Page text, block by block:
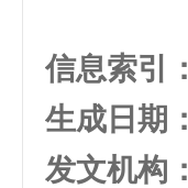
信息索引：
生成日期：
发文机构：